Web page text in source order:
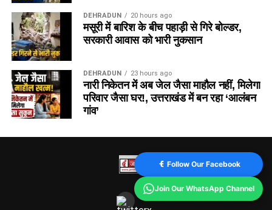
DEHRADUN 20 hours ago
मसूरी में बारिश के बीच पहाड़ी से गिरे बोल्डर,
सरकारी आवास को भारी नुकसान
DEHRADUN 23 hours ago
नारी निकेतन में अब जेल जैसा माहौल नहीं, मिलेगा
परिवार जैसा घर!, उत्तराखंड में बन रहा ‘आलंबन
गांव’
Follow Our Facebook
Join Our WhatsApp Channel